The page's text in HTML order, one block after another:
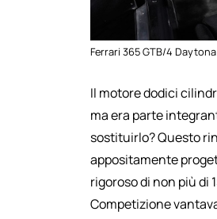
Ferrari 365 GTB/4
Il motore dodici
ma era parte
sostituirlo? Questo
appositamente
rigoroso di non più di
Competizione